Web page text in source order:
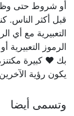
أو شروط حتى
قبل أكثر الناس.
التعبيرية مع أي
الرموز التعبيرية
بك ❤ كبيرة
يكون رؤية
وتسمى أيضا